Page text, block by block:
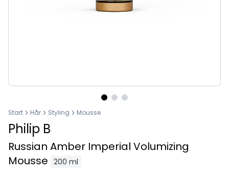
Start Hår Styling Mousse
Philip B
Russian Amber Imperial Volumizing
Mousse 200 ml